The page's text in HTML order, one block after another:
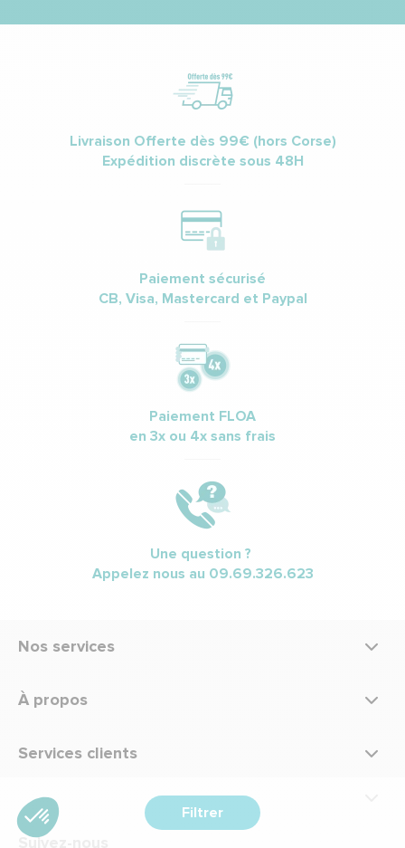
Filtrer
Livraison Offerte dès 99€ (hors Corse)
Expédition discrète sous 48H
Paiement sécurisé
CB, Visa, Mastercard et Paypal
Paiement FLOA
en 3x ou 4x sans frais
Une question ?
Appelez nous au 09.69.326.623
Nos services
À propos
Services clients
Suivez-nous